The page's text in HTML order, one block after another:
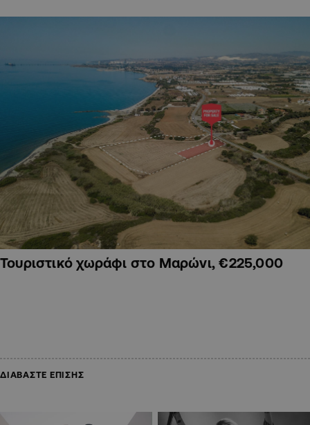
Τουριστικό χωράφι στο Μαρώνι, €225,000
ΔΙΑΒΑΣΤΕ ΕΠΙΣΗΣ